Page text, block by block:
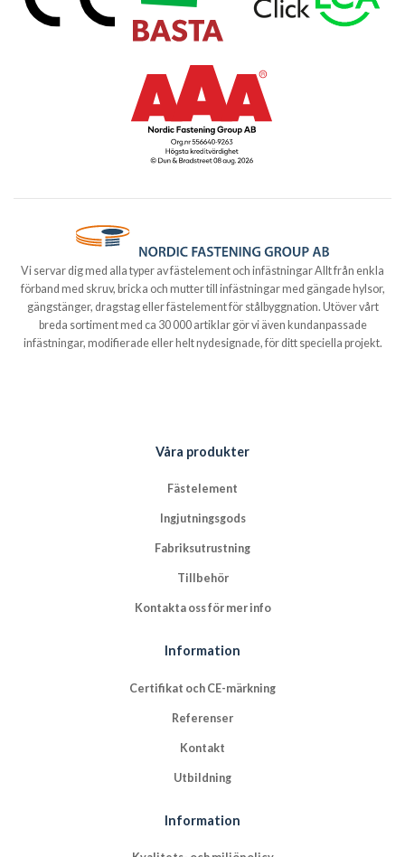
Vi servar dig med alla typer av fästelement och infästningar Allt från enkla
förband med skruv, bricka och mutter till infästningar med gängade hylsor,
gängstänger, dragstag eller fästelement för stålbyggnation. Utöver vårt
breda sortiment med ca 30 000 artiklar gör vi även kundanpassade
infästningar, modifierade eller helt nydesignade, för ditt speciella projekt.
Våra produkter
Fästelement
Ingjutningsgods
Fabriksutrustning
Tillbehör
Kontakta oss för mer info
Information
Certifikat och CE-märkning
Referenser
Kontakt
Utbildning
Information